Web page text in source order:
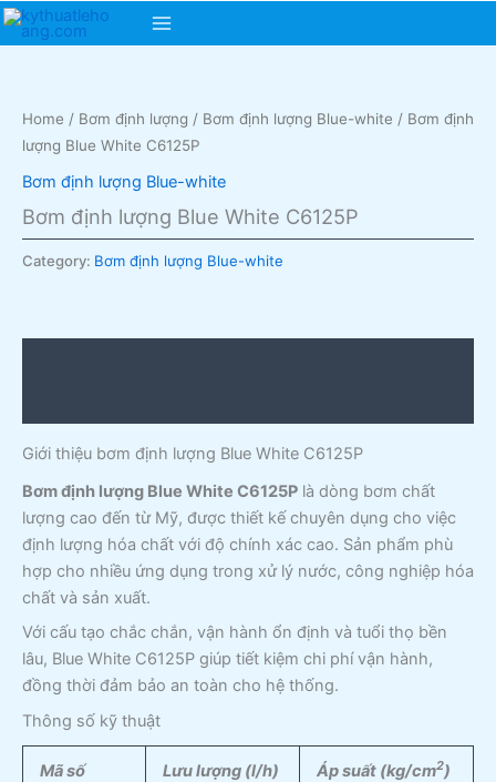
Skip
Main
Home / Bơm định lượng / Bơm định lượng Blue-white / Bơm định
lượng Blue White C6125P
Bơm định lượng Blue-white
Bơm định lượng Blue White C6125P
Category: Bơm định lượng Blue-white
Giới thiệu bơm định lượng Blue White C6125P
Bơm định lượng Blue White C6125P là dòng bơm chất
lượng cao đến từ Mỹ, được thiết kế chuyên dụng cho việc
định lượng hóa chất với độ chính xác cao. Sản phẩm phù
hợp cho nhiều ứng dụng trong xử lý nước, công nghiệp hóa
chất và sản xuất.
Với cấu tạo chắc chắn, vận hành ổn định và tuổi thọ bền
lâu, Blue White C6125P giúp tiết kiệm chi phí vận hành,
đồng thời đảm bảo an toàn cho hệ thống.
Thông số kỹ thuật
Mã số Lưu lượng (l/h) Áp suất (kg/cm2)